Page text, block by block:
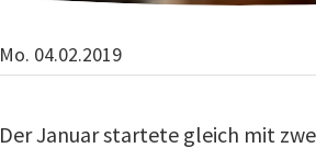
Mo. 04.02.2019
Der Januar startete gleich mit